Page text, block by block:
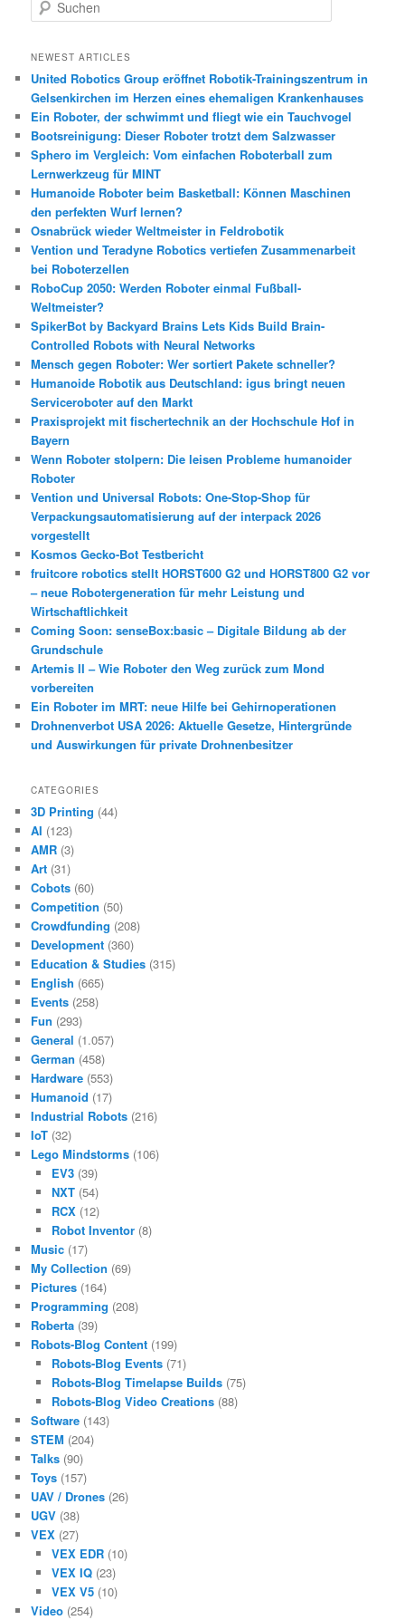
u
h
n
NEWEST ARTICLES
United Robotics Group eröffnet Robotik-Trainingszentrum in
Gelsenkirchen im Herzen eines ehemaligen Krankenhauses
Ein Roboter, der schwimmt und fliegt wie ein Tauchvogel
Bootsreinigung: Dieser Roboter trotzt dem Salzwasser
Sphero im Vergleich: Vom einfachen Roboterball zum
Lernwerkzeug für MINT
Humanoide Roboter beim Basketball: Können Maschinen
den perfekten Wurf lernen?
Osnabrück wieder Weltmeister in Feldrobotik
Vention und Teradyne Robotics vertiefen Zusammenarbeit
bei Roboterzellen
RoboCup 2050: Werden Roboter einmal Fußball-
Weltmeister?
SpikerBot by Backyard Brains Lets Kids Build Brain-
Controlled Robots with Neural Networks
Mensch gegen Roboter: Wer sortiert Pakete schneller?
Humanoide Robotik aus Deutschland: igus bringt neuen
Serviceroboter auf den Markt
Praxisprojekt mit fischertechnik an der Hochschule Hof in
Bayern
Wenn Roboter stolpern: Die leisen Probleme humanoider
Roboter
Vention und Universal Robots: One-Stop-Shop für
Verpackungsautomatisierung auf der interpack 2026
vorgestellt
Kosmos Gecko-Bot Testbericht
fruitcore robotics stellt HORST600 G2 und HORST800 G2 vor
– neue Robotergeneration für mehr Leistung und
Wirtschaftlichkeit
Coming Soon: senseBox:basic – Digitale Bildung ab der
Grundschule
Artemis II – Wie Roboter den Weg zurück zum Mond
vorbereiten
Ein Roboter im MRT: neue Hilfe bei Gehirnoperationen
Drohnenverbot USA 2026: Aktuelle Gesetze, Hintergründe
und Auswirkungen für private Drohnenbesitzer
CATEGORIES
3D Printing (44)
AI (123)
AMR (3)
Art (31)
Cobots (60)
Competition (50)
Crowdfunding (208)
Development (360)
Education & Studies (315)
English (665)
Events (258)
Fun (293)
General (1.057)
German (458)
Hardware (553)
Humanoid (17)
Industrial Robots (216)
IoT (32)
Lego Mindstorms (106)
EV3(39)
NXT(54)
RCX(12)
Robot Inventor(8)
Music (17)
My Collection (69)
Pictures (164)
Programming (208)
Roberta (39)
Robots-Blog Content (199)
Robots-Blog Events(71)
Robots-Blog Timelapse Builds(75)
Robots-Blog Video Creations(88)
Software (143)
STEM (204)
Talks (90)
Toys (157)
UAV / Drones (26)
UGV (38)
VEX (27)
VEX EDR(10)
VEX IQ(23)
VEX V5(10)
Video (254)